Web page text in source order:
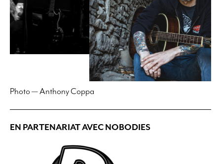
Photo — Anthony Coppa
EN PARTENARIAT AVEC NOBODIES